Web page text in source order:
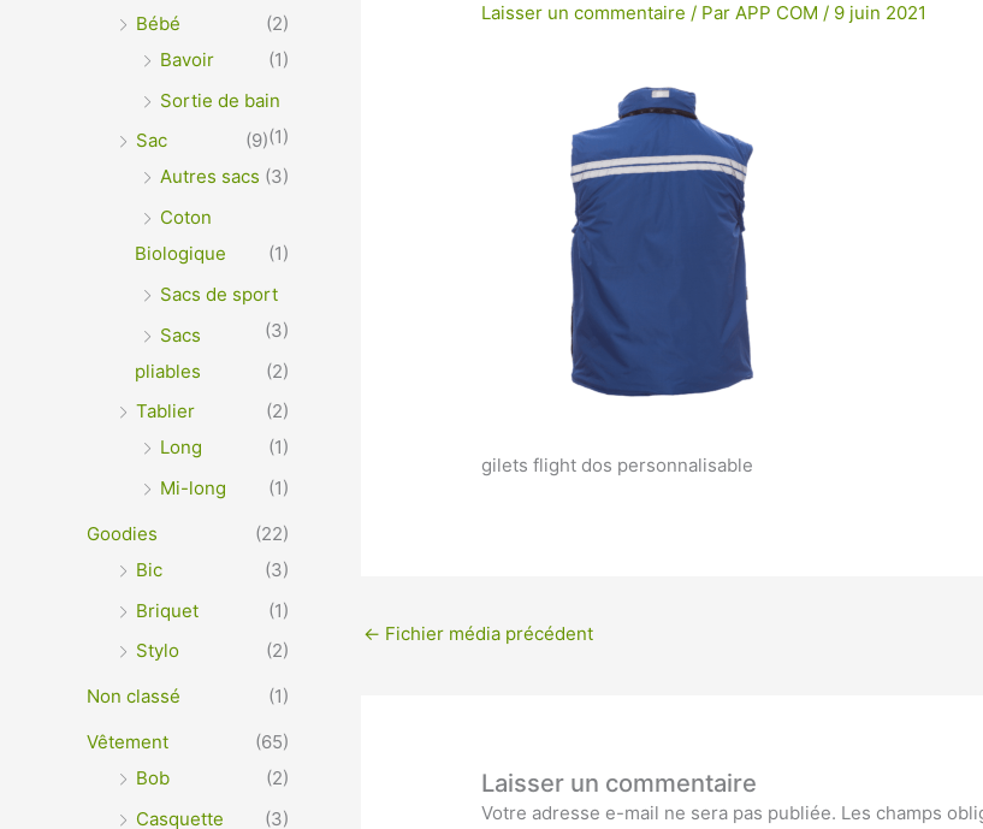
Bébé
(2)
Bavoir
(1)
Sortie de bain
(1)
Sac
(9)
Autres sacs (3)
Coton
Biologique
(1)
Sacs de sport
(3)
Sacs
pliables
(2)
Tablier
(2)
Long
(1)
Mi-long
(1)
Goodies
(22)
Bic
(3)
Briquet
(1)
Stylo
(2)
Non classé
(1)
Vêtement
(65)
Bob
(2)
Casquette
(3)
Laisser un commentaire / ParAPP COM/ 9 juin 2021
gilets flight dos personnalisable
← Fichier média précédent
Laisser un commentaire
Votre adresse e-mail ne sera pas publiée. Les champs